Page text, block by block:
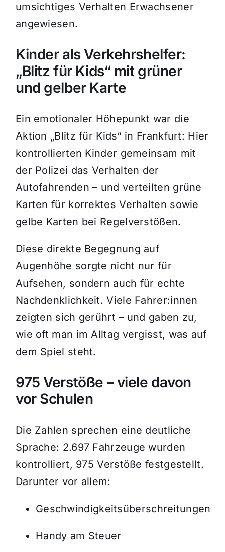
umsichtiges Verhalten Erwachsener
angewiesen.
Kinder als Verkehrshelfer:
„Blitz für Kids“ mit grüner
und gelber Karte
Ein emotionaler Höhepunkt war die
Aktion „Blitz für Kids“ in Frankfurt: Hier
kontrollierten Kinder gemeinsam mit
der Polizei das Verhalten der
Autofahrenden – und verteilten grüne
Karten für korrektes Verhalten sowie
gelbe Karten bei Regelverstößen.
Diese direkte Begegnung auf
Augenhöhe sorgte nicht nur für
Aufsehen, sondern auch für echte
Nachdenklichkeit. Viele Fahrer:innen
zeigten sich gerührt – und gaben zu,
wie oft man im Alltag vergisst, was auf
dem Spiel steht.
975 Verstöße – viele davon
vor Schulen
Die Zahlen sprechen eine deutliche
Sprache: 2.697 Fahrzeuge wurden
kontrolliert, 975 Verstöße festgestellt.
Darunter vor allem:
Geschwindigkeitsüberschreitungen
Handy am Steuer